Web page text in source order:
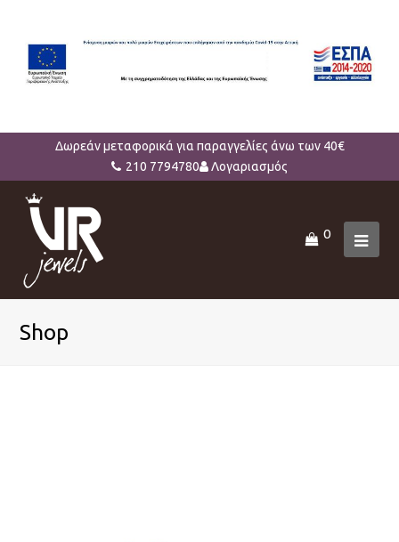
Δωρεάν μεταφορικά για παραγγελίες άνω των 40€
210 7794780
Λογαριασμός
0
Shop